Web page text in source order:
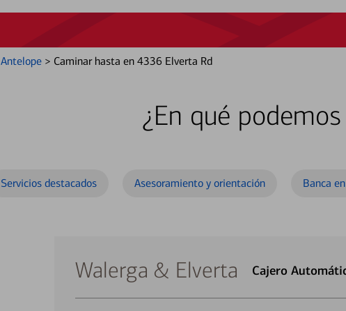
Antelope > Caminar hasta en 4336 Elverta Rd
¿En qué
Servicios destacados Asesoramiento y orientación Banca
Walerga & Elverta Cajero